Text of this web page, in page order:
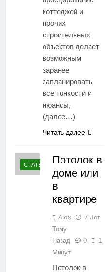
коттеджей и
прочих
строительных
объектов делает
возможным
заранее
запланировать
все тонкости и
нюансы,
(далее…)
Читать далее
СТАТЬИ
Потолок в
доме или
в
квартире
Alex
7 Лет
Тому
Назад
0
1
Минут
Потолок в